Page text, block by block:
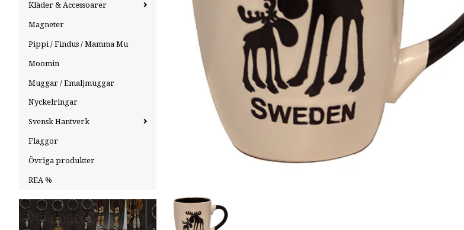
Kläder & Accessoarer
Magneter
Pippi / Findus / Mamma Mu
Moomin
Muggar / Emaljmuggar
Nyckelringar
Svensk Hantverk
Flaggor
Övriga produkter
REA %